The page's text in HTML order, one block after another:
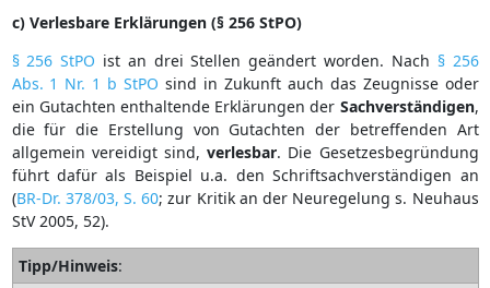
c) Verlesbare Erklärungen (§ 256 StPO)
§ 256 StPO ist an drei Stellen geändert worden. Nach § 256
Abs. 1 Nr. 1 b StPO sind in Zukunft auch das Zeugnisse oder
ein Gutachten enthaltende Erklärungen der Sachverständigen,
die für die Erstellung von Gutachten der betreffenden Art
allgemein vereidigt sind,verlesbar. Die Gesetzesbegründung
führt dafür als Beispiel u.a. den Schriftsachverständigen an
(BR-Dr. 378/03, S. 60; zur Kritik an der Neuregelung s. Neuhaus
StV 2005, 52).
Tipp/Hinweis: